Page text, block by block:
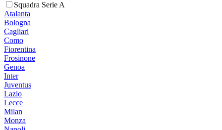
Squadra Serie A
Atalanta
Bologna
Cagliari
Como
Fiorentina
Frosinone
Genoa
Inter
Juventus
Lazio
Lecce
Milan
Monza